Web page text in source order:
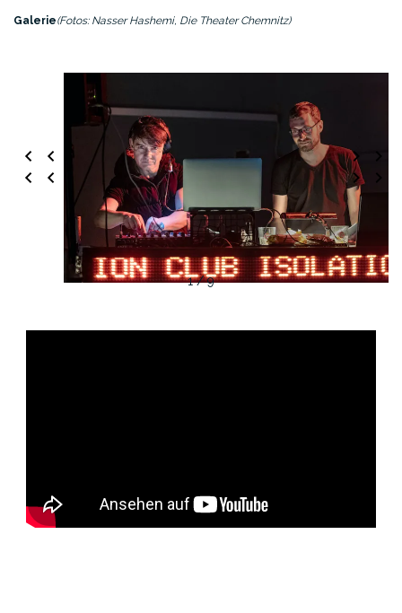
Galerie(Fotos: Nasser Hashemi, Die Theater Chemnitz)
1 / 9